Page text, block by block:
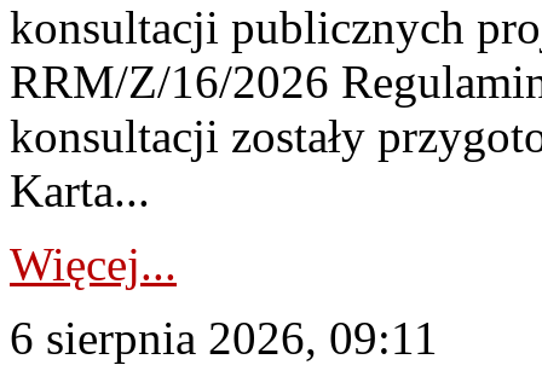
konsultacji publicznych
RRM/Z/16/2026
konsultacji zostały
Karta...
Więcej...
6 sierpnia 2026, 09:11